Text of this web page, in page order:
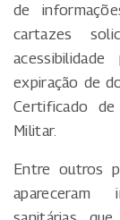
de
cartazes
expiração de
Certificado
Militar.
Entre outros
apareceram